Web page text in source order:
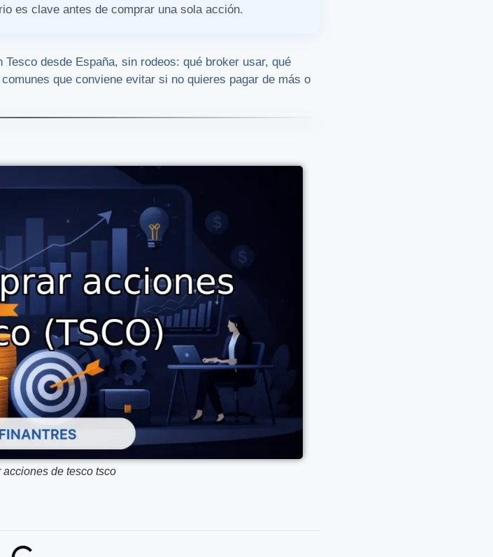
es clave antes de comprar una sola acción.
desde España, sin rodeos: qué broker usar, qué
que conviene evitar si no quieres pagar de más o
acciones de tesco tsco